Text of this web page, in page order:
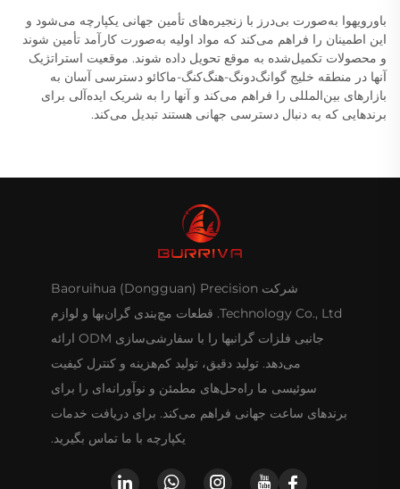
باورویهوا به‌صورت بی‌درز با زنجیره‌های تأمین جهانی یکپارچه می‌شود و
این اطمینان را فراهم می‌کند که مواد اولیه به‌صورت کارآمد تأمین شوند
و محصولات تکمیل‌شده به موقع تحویل داده شوند. موقعیت استراتژیک
آنها در منطقه خلیج گوانگ‌دونگ-هنگ‌کنگ-ماکائو دسترسی آسان به
بازارهای بین‌المللی را فراهم می‌کند و آنها را به شریک ایده‌آلی برای
برندهایی که به دنبال دسترسی جهانی هستند تبدیل می‌کند.
شرکت Baoruihua (Dongguan) Precision
Technology Co., Ltd. قطعات مچ‌بندی گران‌بها و لوازم
جانبی فلزات گرانبها را با سفارشی‌سازی ODM ارائه
می‌دهد. تولید دقیق، تولید کم‌هزینه و کنترل کیفیت
سوئیسی ما راه‌حل‌های مطمئن و نوآورانه‌ای را برای
برندهای ساعت جهانی فراهم می‌کند. برای دریافت خدمات
یکپارچه با ما تماس بگیرید.